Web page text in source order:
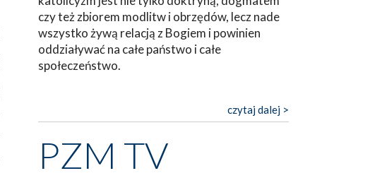
czy też zbiorem modlitw i obrzędów, lecz nade
wszystko żywą relacją z Bogiem i powinien
oddziaływać na całe państwo i całe
społeczeństwo.
czytaj dalej >
PZM TV